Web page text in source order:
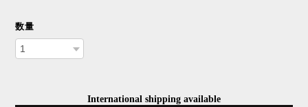
数量
International shipping available